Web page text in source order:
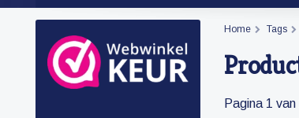
Home Tags
Pagina 1 van